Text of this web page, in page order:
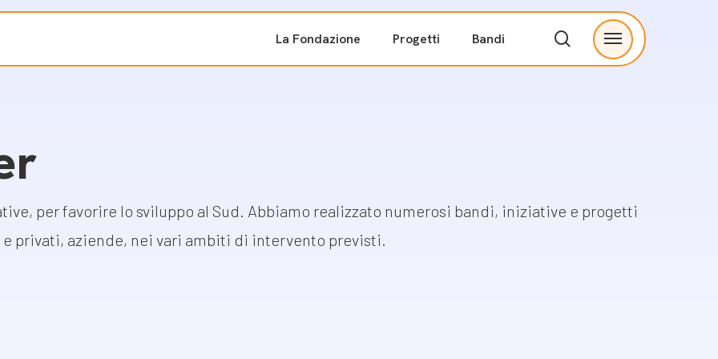
La Fondazione Progetti Bandi search
Menu
per favorire lo sviluppo al Sud. Abbiamo realizzato numerosi bandi, iniziative e progetti
privati, aziende, nei vari ambiti di intervento previsti.
un progetto
dal Sud
Area Stampa Contatti